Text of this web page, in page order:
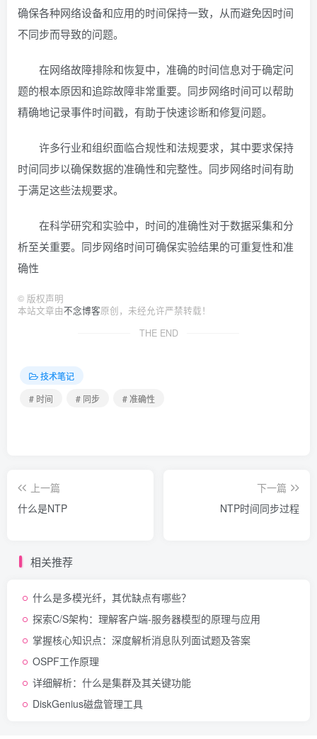
确保各种网络设备和应用的时间保持一致，从而避免因时间
不同步而导致的问题。
在网络故障排除和恢复中，准确的时间信息对于确定问
题的根本原因和追踪故障非常重要。同步网络时间可以帮助
精确地记录事件时间戳，有助于快速诊断和修复问题。
许多行业和组织面临合规性和法规要求，其中要求保持
时间同步以确保数据的准确性和完整性。同步网络时间有助
于满足这些法规要求。
在科学研究和实验中，时间的准确性对于数据采集和分
析至关重要。同步网络时间可确保实验结果的可重复性和准
确性
© 版权声明
本站文章由不念博客原创，未经允许严禁转载！
THE END
技术笔记
# 时间
# 同步 # 准确性
上一篇
什么是NTP
下一篇
NTP时间同步过程
相关推荐
什么是多模光纤，其优缺点有哪些？
探索C/S架构：理解客户端-服务器模型的原理与应用
掌握核心知识点：深度解析消息队列面试题及答案
OSPF工作原理
详细解析：什么是集群及其关键功能
DiskGenius磁盘管理工具